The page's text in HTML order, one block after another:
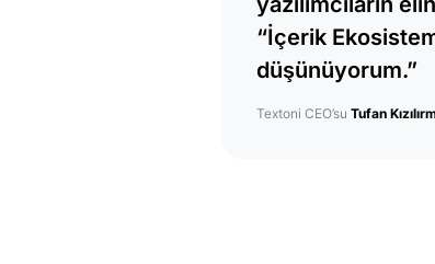
“İçerik
düşünüyorum.”
Textoni CEO’su Tufan